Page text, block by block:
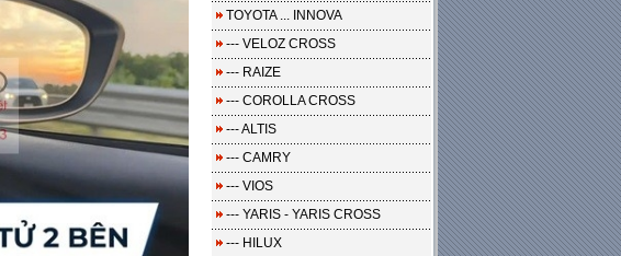
TOYOTA ... INNOVA
--- VELOZ CROSS
--- RAIZE
--- COROLLA CROSS
--- ALTIS
--- CAMRY
--- VIOS
--- YARIS - YARIS CROSS
--- HILUX